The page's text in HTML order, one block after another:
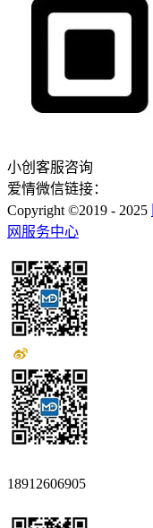
小创客服咨询
爱情微信链接：
Copyright ©2019 - 2025
网服务中心
18912606905